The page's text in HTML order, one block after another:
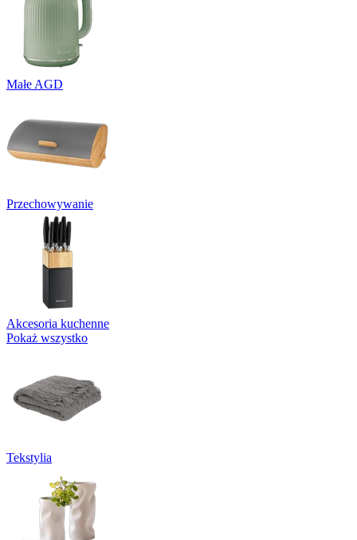
Małe AGD
Przechowywanie
Akcesoria kuchenne
Pokaż wszystko
Tekstylia